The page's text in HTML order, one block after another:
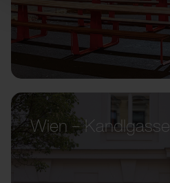
Wien – Kandlgasse